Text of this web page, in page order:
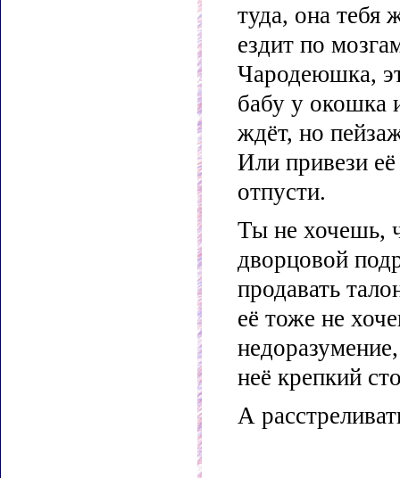
туда, она тебя
ездит по
Чародеюшка,
бабу у окошка
ждёт, но
Или привези
отпусти.
Ты не хочешь,
дворцовой
продавать
её тоже не
неё крепкий
А